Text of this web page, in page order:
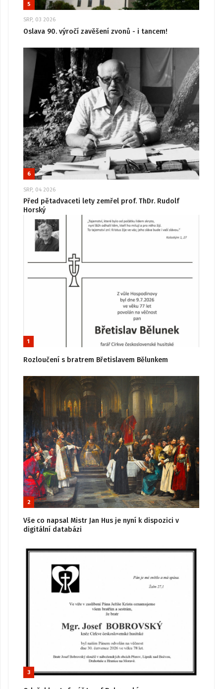
5
SRP, 03 2026
Oslava 90. výročí zavěšení zvonů - i tancem!
6
SRP, 04 2026
Před pětadvaceti lety zemřel prof. ThDr. Rudolf
Horský
1
Rozloučení s bratrem Břetislavem Bělunkem
2
Vše co napsal Mistr Jan Hus je nyní k dispozici v
digitální databázi
3